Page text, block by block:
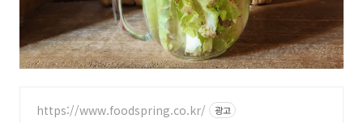
https://www.foodspring.co.kr/ 광고